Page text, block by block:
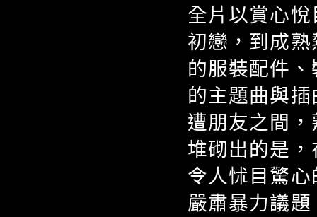
全片以賞心
初戀，到成
的服裝配件
的主題曲與
遭朋友之間
堆砌出的是
令人怵目驚
嚴肅暴力議